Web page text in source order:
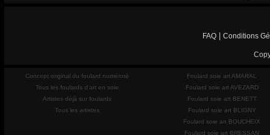
FAQ Conditions
Concept original du foulard numéroté
Tous les foulards d'art en soie
Artistes déjà sur foulards
Tous les artistes
Foulard soie art AMARAL
Foulard soie art AVEZARD
Foulard soie art BENETT
Foulard soie art BLIGNY
Foulard soie art BOUCHEIX
Foulard soie art BRESSAN